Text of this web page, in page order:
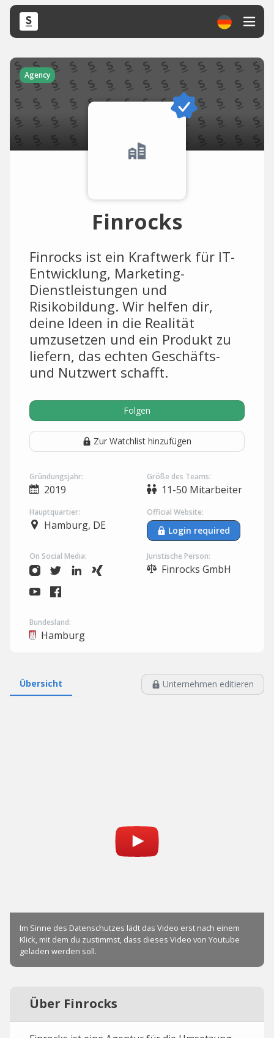
Agency
Finrocks
Finrocks ist ein Kraftwerk für IT-
Entwicklung, Marketing-
Dienstleistungen und
Risikobildung. Wir helfen dir,
deine Ideen in die Realität
umzusetzen und ein Produkt zu
liefern, das echten Geschäfts-
und Nutzwert schafft.
Folgen
Zur Watchlist hinzufügen
Gründungsjahr:
2019
Größe des Teams:
11-50 Mitarbeiter
Hauptquartier:
Hamburg, DE
Official Website:
Login required
On Social Media: Juristische Person:
Finrocks GmbH
Bundesland:
Hamburg
Übersicht Unternehmen editieren
Über Finrocks